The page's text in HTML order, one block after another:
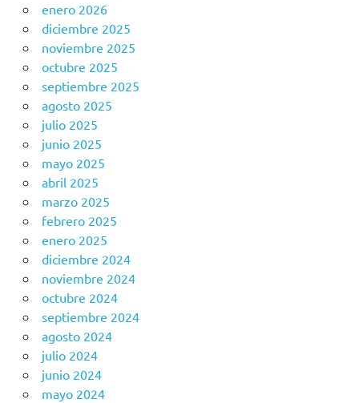
enero 2026
diciembre 2025
noviembre 2025
octubre 2025
septiembre 2025
agosto 2025
julio 2025
junio 2025
mayo 2025
abril 2025
marzo 2025
febrero 2025
enero 2025
diciembre 2024
noviembre 2024
octubre 2024
septiembre 2024
agosto 2024
julio 2024
junio 2024
mayo 2024